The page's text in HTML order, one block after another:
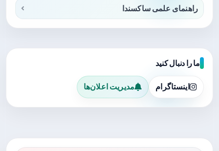
راهنمای علمی ساکسندا
ما را دنبال کنید
اینستاگرام مدیریت اعلان‌ها